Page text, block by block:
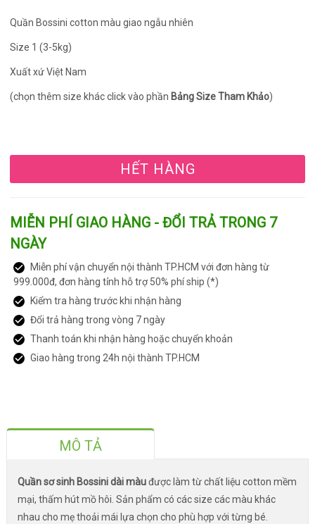
Quần Bossini cotton màu giao ngẫu nhiên
Size 1 (3-5kg)
Xuất xứ Việt Nam
(chọn thêm size khác click vào phần Bảng Size Tham Khảo)
HẾT HÀNG
MIỄN PHÍ GIAO HÀNG - ĐỔI TRẢ TRONG 7
NGÀY
Miễn phí vận chuyển nội thành TP.HCM với đơn hàng từ
999.000đ, đơn hàng tỉnh hỗ trợ 50% phí ship (*)
Kiểm tra hàng trước khi nhận hàng
Đổi trả hàng trong vòng 7 ngày
Thanh toán khi nhận hàng hoặc chuyển khoản
Giao hàng trong 24h nội thành TP.HCM
MÔ TẢ
Quần sơ sinh Bossini dài màuđược làm từ chất liệu cotton mềm
mại, thấm hút mồ hôi. Sản phẩm có các size các màu khác
nhau cho mẹ thoải mái lựa chọn cho phù hợp với từng bé.